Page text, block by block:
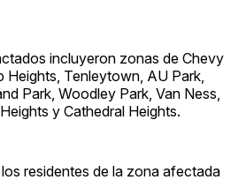
incluyeron zonas de Chevy
Heights, Tenleytown, AU Park,
Park, Woodley Park, Van Ness,
y Cathedral Heights.
residentes de la zona afectada